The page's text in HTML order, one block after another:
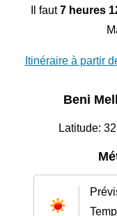
Il faut7 heures
Itinéraire à partir
Beni
Latitude: